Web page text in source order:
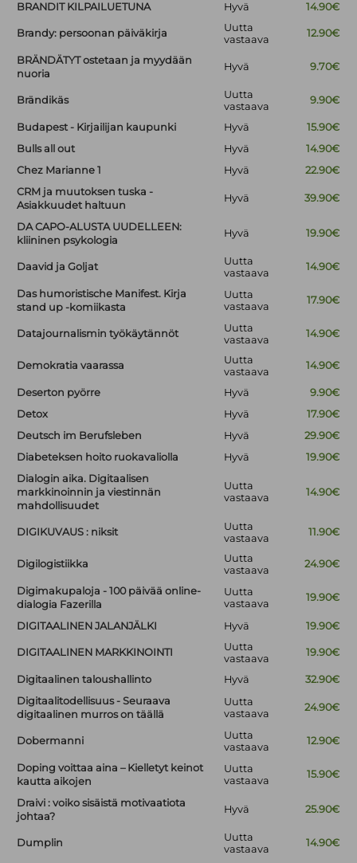
BRANDIT KILPAILUETUNA Hyvä 14.90€
Brandy: persoonan päiväkirja
Uutta
vastaava
12.90€
BRÄNDÄTYT ostetaan ja myydään
nuoria
Hyvä 9.70€
Brändikäs
Uutta
vastaava
9.90€
Budapest - Kirjailijan kaupunki Hyvä
15.90€
Bulls all out
Hyvä
14.90€
Chez Marianne 1
Hyvä
22.90€
CRM ja muutoksen tuska -
Asiakkuudet haltuun
Hyvä 39.90€
DA CAPO-ALUSTA UUDELLEEN:
kliininen psykologia
Hyvä 19.90€
Daavid ja Goljat
Uutta
vastaava
14.90€
Das humoristische Manifest. Kirja
stand up -komiikasta
Uutta
vastaava
17.90€
Datajournalismin työkäytännöt
Uutta
vastaava
14.90€
Demokratia vaarassa
Uutta
vastaava
14.90€
Deserton pyörre Hyvä
9.90€
Detox
Hyvä
17.90€
Deutsch im Berufsleben
Hyvä
29.90€
Diabeteksen hoito ruokavaliolla
Hyvä
19.90€
Dialogin aika. Digitaalisen
markkinoinnin ja viestinnän
mahdollisuudet
Uutta
vastaava
14.90€
DIGIKUVAUS : niksit
Uutta
vastaava
11.90€
Digilogistiikka
Uutta
vastaava
24.90€
Digimakupaloja - 100 päivää online-
dialogia Fazerilla
Uutta
vastaava
19.90€
DIGITAALINEN JALANJÄLKI Hyvä 19.90€
DIGITAALINEN MARKKINOINTI
Uutta
vastaava
19.90€
Digitaalinen taloushallinto Hyvä
32.90€
Digitaalitodellisuus - Seuraava
digitaalinen murros on täällä
Uutta
vastaava
24.90€
Dobermanni
Uutta
vastaava
12.90€
Doping voittaa aina – Kielletyt keinot
kautta aikojen
Uutta
vastaava
15.90€
Draivi : voiko sisäistä motivaatiota
johtaa?
Hyvä 25.90€
Dumplin
Uutta
vastaava
14.90€